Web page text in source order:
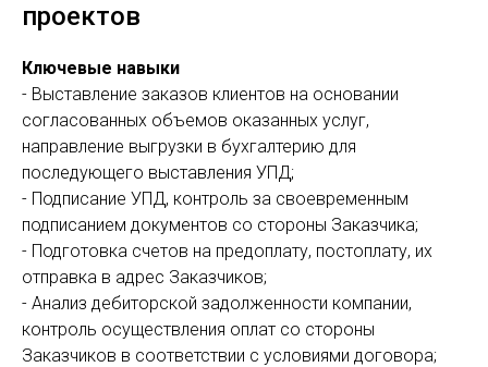
проектов
Ключевые навыки
- Выставление заказов клиентов на основании
согласованных объемов оказанных услуг,
направление выгрузки в бухгалтерию для
последующего выставления УПД;
- Подписание УПД, контроль за своевременным
подписанием документов со стороны Заказчика;
- Подготовка счетов на предоплату, постоплату, их
отправка в адрес Заказчиков;
- Анализ дебиторской задолженности компании,
контроль осуществления оплат со стороны
Заказчиков в соответствии с условиями договора;